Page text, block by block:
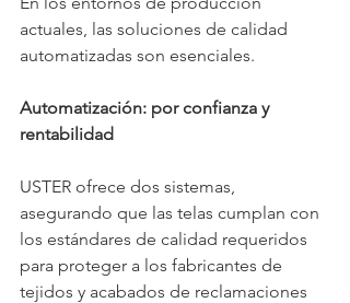
actuales, las soluciones de calidad
automatizadas son esenciales.
Automatización: por confianza y
rentabilidad
USTER ofrece dos sistemas,
asegurando que las telas cumplan con
los estándares de calidad requeridos
para proteger a los fabricantes de
tejidos y acabados de reclamaciones